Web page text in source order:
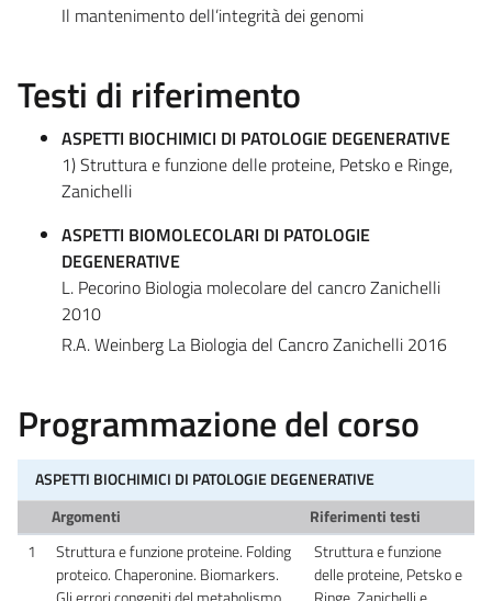
Il mantenimento dell’integrità dei genomi
Testi di riferimento
ASPETTI BIOCHIMICI DI PATOLOGIE DEGENERATIVE
1) Struttura e funzione delle proteine, Petsko e Ringe,
Zanichelli
ASPETTI BIOMOLECOLARI DI PATOLOGIE
DEGENERATIVE
L. Pecorino Biologia molecolare del cancro Zanichelli
2010
R.A. Weinberg La Biologia del Cancro Zanichelli 2016
Programmazione del corso
ASPETTI BIOCHIMICI DI PATOLOGIE DEGENERATIVE
Argomenti
Riferimenti testi
1
Struttura e funzione proteine. Folding
proteico. Chaperonine. Biomarkers.
Struttura e funzione
delle proteine, Petsko e